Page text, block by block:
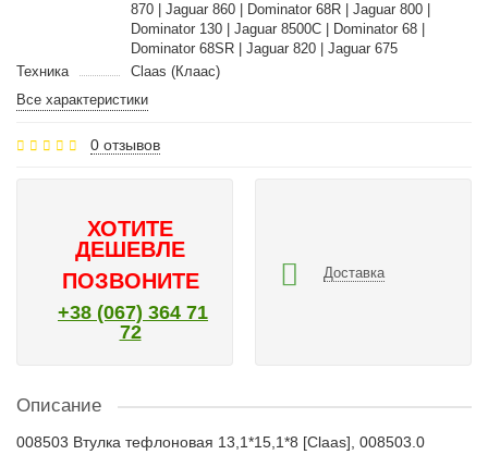
870 | Jaguar 860 | Dominator 68R | Jaguar 800 |
Dominator 130 | Jaguar 8500C | Dominator 68 |
Dominator 68SR | Jaguar 820 | Jaguar 675
Техника
Claas (Клаас)
Все характеристики
0 отзывов
ХОТИТЕ
ДЕШЕВЛЕ
ПОЗВОНИТЕ
+38 (067) 364 71
72
Доставка
Описание
008503 Втулка тефлоновая 13,1*15,1*8 [Claas], 008503.0